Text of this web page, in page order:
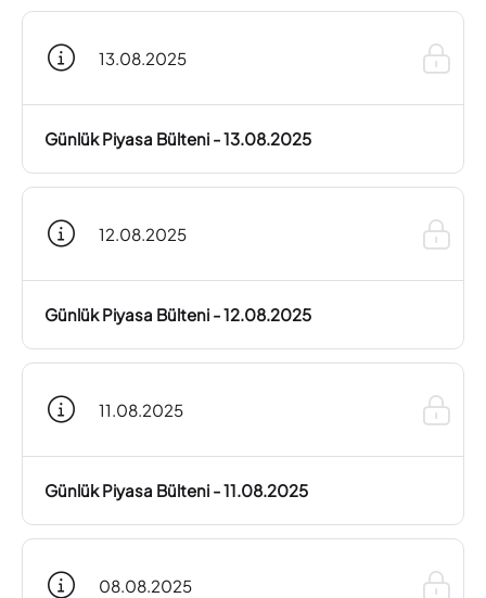
13.08.2025
Günlük Piyasa Bülteni - 13.08.2025
12.08.2025
Günlük Piyasa Bülteni - 12.08.2025
11.08.2025
Günlük Piyasa Bülteni - 11.08.2025
08.08.2025